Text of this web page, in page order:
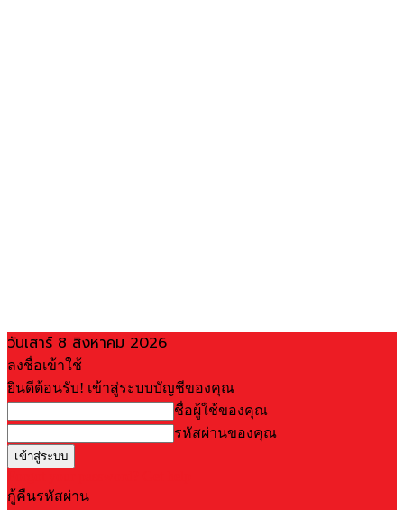
วันเสาร์ 8 สิงหาคม 2026
ลงชื่อเข้าใช้
ยินดีต้อนรับ! เข้าสู่ระบบบัญชีของคุณ
ชื่อผู้ใช้ของคุณ
รหัสผ่านของคุณ
กู้คืนรหัสผ่าน